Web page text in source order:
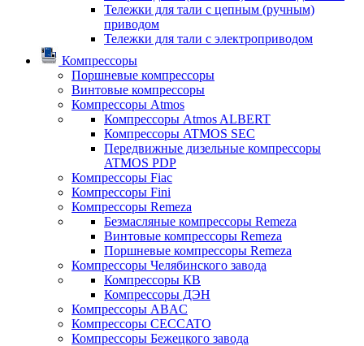
Тележки для тали с цепным (ручным)
приводом
Тележки для тали с электроприводом
Компрессоры
Поршневые компрессоры
Винтовые компрессоры
Компрессоры Atmos
Компрессоры Atmos ALBERT
Компрессоры ATMOS SEC
Передвижные дизельные компрессоры
ATMOS PDP
Компрессоры Fiac
Компрессоры Fini
Компрессоры Remeza
Безмасляные компрессоры Remeza
Винтовые компрессоры Remeza
Поршневые компрессоры Remeza
Компрессоры Челябинского завода
Компрессоры КВ
Компрессоры ДЭН
Компрессоры ABAC
Компрессоры CECCATO
Компрессоры Бежецкого завода